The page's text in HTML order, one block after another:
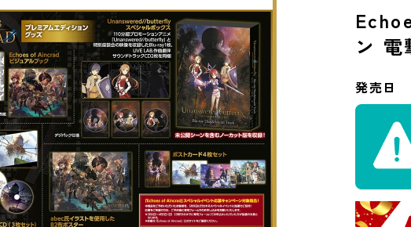
ン 電
発売日